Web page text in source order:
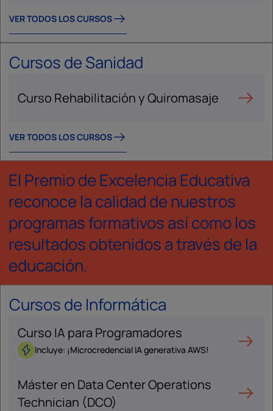
VER TODOS LOS CURSOS
Cursos de Sanidad
Curso Rehabilitación y Quiromasaje
VER TODOS LOS CURSOS
El Premio de Excelencia Educativa
reconoce la calidad de nuestros
programas formativos así como los
resultados obtenidos a través de la
educación.
Cursos de Informática
Curso IA para Programadores
Incluye: ¡Microcredencial IA generativa AWS!
Máster en Data Center Operations
Technician (DCO)